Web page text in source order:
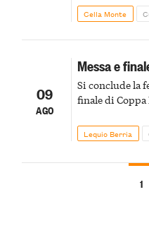
Cella Monte
09
AGO
Messa e
Si conclude la
finale di Coppa
Lequio Berria
1